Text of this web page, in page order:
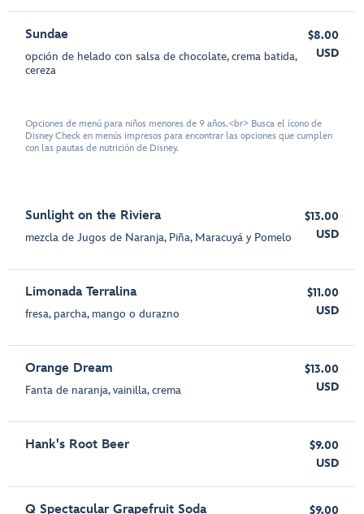
Sundae
opción de helado con salsa de chocolate, crema batida,
cereza
$8.00
USD
Opciones de menú para niños menores de 9 años.<br> Busca el ícono de
Disney Check en menús impresos para encontrar las opciones que cumplen
con las pautas de nutrición de Disney.
Sunlight on the Riviera
mezcla de Jugos de Naranja, Piña, Maracuyá y Pomelo
$13.00
USD
Limonada Terralina
fresa, parcha, mango o durazno
$11.00
USD
Orange Dream
Fanta de naranja, vainilla, crema
$13.00
USD
Hank's Root Beer
$9.00
USD
Q Spectacular Grapefruit Soda
$9.00